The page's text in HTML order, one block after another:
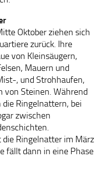
Oktober ziehen sich
zurück. Ihre
von Kleinsäugern,
Mauern und
, und Strohhaufen,
von Steinen. Während
Ringelnattern, bei
zwischen
Ringelnatter im März
fällt dann in eine Phase